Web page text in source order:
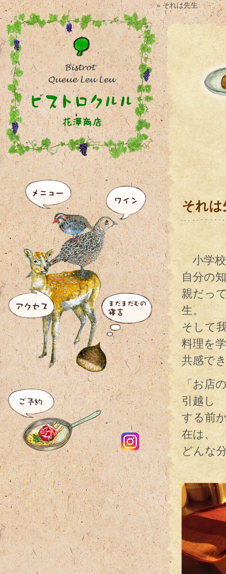
» それは先生
それは
小学校
自分の
親だっ
生。
そして
料理を
共感で
「お店
引越し
する前
在は、
どんな
そ